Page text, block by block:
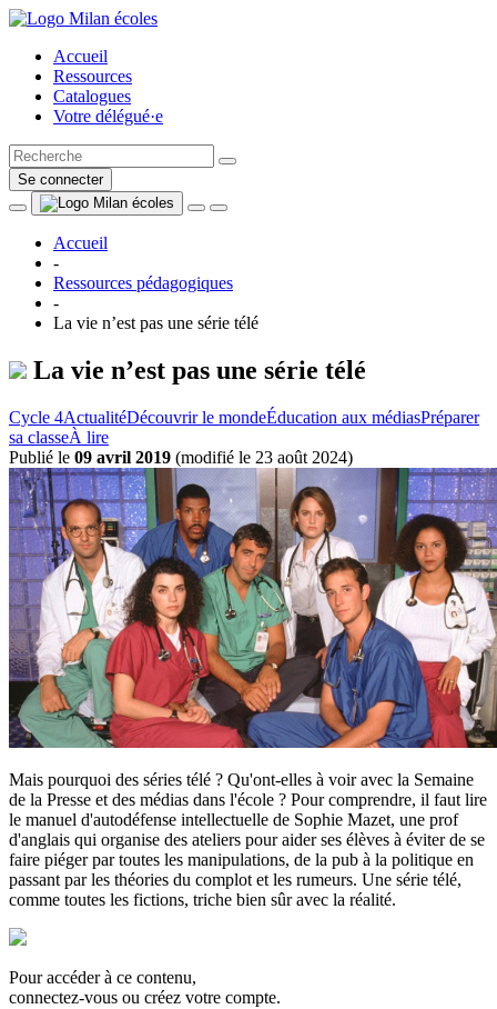
Accueil
Ressources
Catalogues
Votre délégué·e
Se connecter
Accueil
-
Ressources pédagogiques
-
La vie n’est pas une série télé
La vie n’est pas une série télé
Cycle 4ActualitéDécouvrir le mondeÉducation aux médiasPréparer
sa classeÀ lire
Publié le 09 avril 2019 (modifié le 23 août 2024)
Mais pourquoi des séries télé ? Qu'ont-elles à voir avec la Semaine
de la Presse et des médias dans l'école ? Pour comprendre, il faut lire
le manuel d'autodéfense intellectuelle de Sophie Mazet, une prof
d'anglais qui organise des ateliers pour aider ses élèves à éviter de se
faire piéger par toutes les manipulations, de la pub à la politique en
passant par les théories du complot et les rumeurs. Une série télé,
comme toutes les fictions, triche bien sûr avec la réalité.
Pour accéder à ce contenu,
connectez-vous ou créez votre compte.